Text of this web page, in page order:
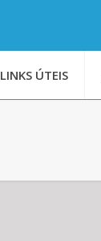
LINKS ÚTEIS